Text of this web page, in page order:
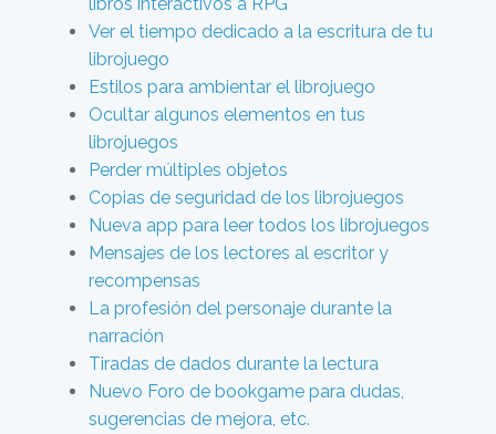
Ver el tiempo dedicado a la escritura de tu
librojuego
Estilos para ambientar el librojuego
Ocultar algunos elementos en tus
librojuegos
Perder múltiples objetos
Copias de seguridad de los librojuegos
Nueva app para leer todos los librojuegos
Mensajes de los lectores al escritor y
recompensas
La profesión del personaje durante la
narración
Tiradas de dados durante la lectura
Nuevo Foro de bookgame para dudas,
sugerencias de mejora, etc.